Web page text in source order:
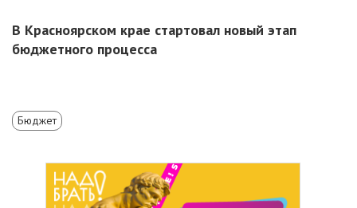
В Красноярском крае стартовал новый этап
бюджетного процесса
Бюджет